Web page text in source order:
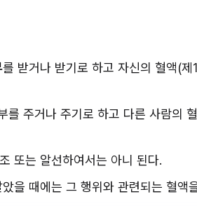
를 받거나 받기로 하고 자신의 혈액(
주거나 주기로 하고 다른 사람의
또는 알선하여서는 아니 된다.
을 때에는 그 행위와 관련되는 혈액